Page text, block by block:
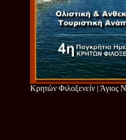
Κρητών Φιλοξενείν | Άγιος